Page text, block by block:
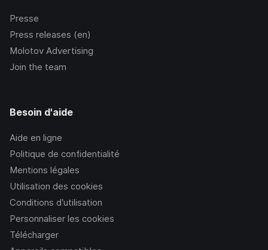
Presse
Press releases (en)
Molotov Advertising
Join the team
Besoin d'aide
Aide en ligne
Politique de confidentialité
Mentions légales
Utilisation des cookies
Conditions d’utilisation
Personnaliser les cookies
Télécharger